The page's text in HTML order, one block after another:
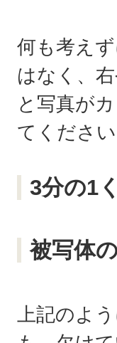
何も考え
はなく、
と写真が
てください
3分の1
被写体
上記のよ